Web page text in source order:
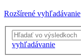
Rozšírené vyhľadávanie
vyhľadávanie